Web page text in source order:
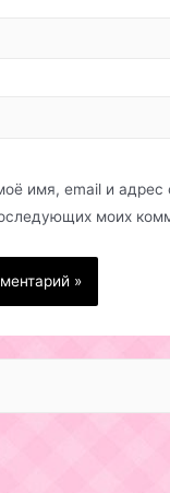
имя, email и адрес
моих